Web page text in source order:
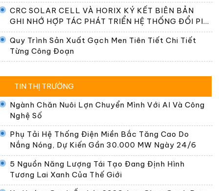
CRC SOLAR CELL VÀ HORIX KÝ KẾT BIÊN BẢN
GHI NHỚ HỢP TÁC PHÁT TRIỂN HỆ THỐNG ĐỔI PIN
TẠI VIỆT NAM
Quy Trình Sản Xuất Gạch Men Tiên Tiết Chi Tiết
Từng Công Đoạn
TIN THỊ TRƯỜNG
Ngành Chăn Nuôi Lợn Chuyển Mình Với AI Và Công
Nghệ Số
Phụ Tải Hệ Thống Điện Miền Bắc Tăng Cao Do
Nắng Nóng, Dự Kiến Gần 30.000 MW Ngày 24/6
5 Nguồn Năng Lượng Tái Tạo Đang Định Hình
Tương Lai Xanh Của Thế Giới